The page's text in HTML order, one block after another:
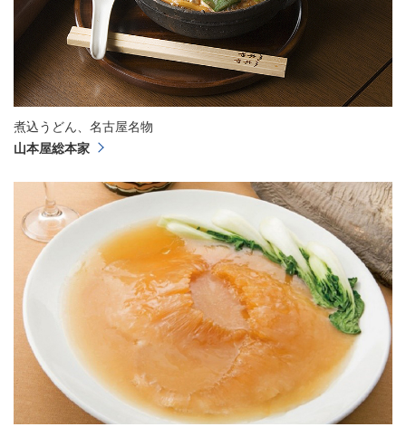
煮込うどん、名古屋名物
山本屋総本家